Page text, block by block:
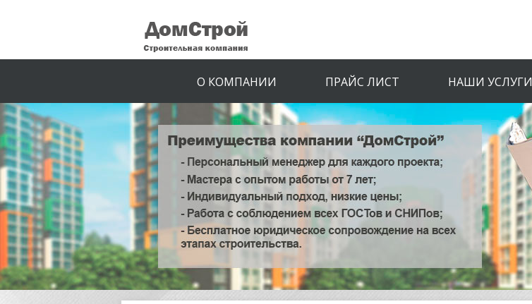
О КОМПАНИИ ПРАЙС ЛИСТ НАШИ УСЛУГИ